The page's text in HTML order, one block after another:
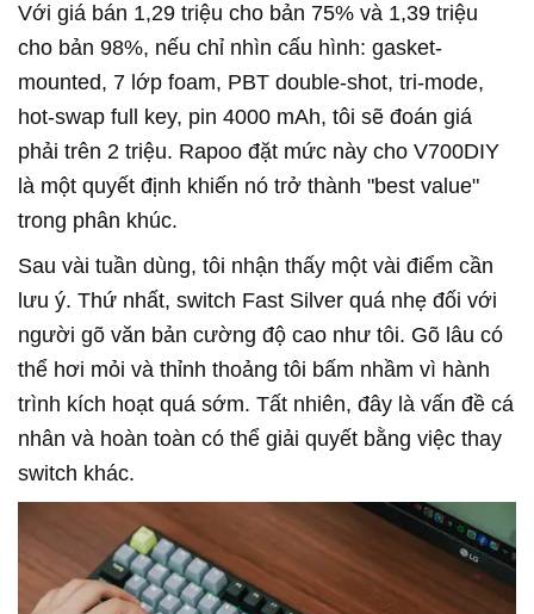
Với giá bán 1,29 triệu cho bản 75% và 1,39 triệu
cho bản 98%, nếu chỉ nhìn cấu hình: gasket-
mounted, 7 lớp foam, PBT double-shot, tri-mode,
hot-swap full key, pin 4000 mAh, tôi sẽ đoán giá
phải trên 2 triệu. Rapoo đặt mức này cho V700DIY
là một quyết định khiến nó trở thành "best value"
trong phân khúc.
Sau vài tuần dùng, tôi nhận thấy một vài điểm cần
lưu ý. Thứ nhất, switch Fast Silver quá nhẹ đối với
người gõ văn bản cường độ cao như tôi. Gõ lâu có
thể hơi mỏi và thỉnh thoảng tôi bấm nhầm vì hành
trình kích hoạt quá sớm. Tất nhiên, đây là vấn đề cá
nhân và hoàn toàn có thể giải quyết bằng việc thay
switch khác.